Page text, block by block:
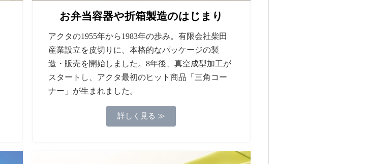
お弁当容器や折箱製造のはじまり
アクタの1955年から1983年の歩み。有限会社柴田
産業設立を皮切りに、本格的なパッケージの製
造・販売を開始しました。8年後、真空成型加工が
スタートし、アクタ最初のヒット商品「三角コー
ナー」が生まれました。
詳しく見る ≫